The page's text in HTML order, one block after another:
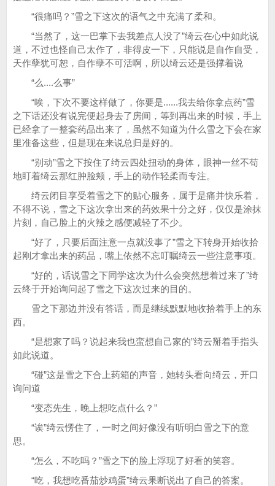
“很痛吗？”雪之下这次的语气之中充满了柔和。
“当然了，这一巴掌下去我差点人没了”绮云在心中如此说
道，不过也怪自己太作了，非得皮一下，只能说是自作自受，
天作孽犹可恕，自作孽不可活啊，所以绮云还是强撑着说
“么....么事”
“唉，下次不要这样做了，你要是......我去给你拿点药”雪
之下话还没有说完便起身去了房间，等到再出来的时候，手上
已经拿了一整套药品出来了，虽然不知道为什么雪之下会在家
里准备这些，但是现在来说总归是好的。
“别动”雪之下按住了绮云四处扭动的身体，眼神一丝不苟
地盯着绮云那红肿脸颊，手上的动作轻柔而专注。
绮云闭目享受着雪之下的贴心服务，属于是痛并快乐着，
不得不说，雪之下这次拿出来的药效果十分之好，仅仅是涂抹
片刻，自己脸上的火辣之感便减轻了不少。
“好了，只要后面注意一点就没事了”雪之下转身开始收拾
起刚才拿出来的药品，嘴上依然不忘叮嘱绮云一些注意事项。
“好的，话说雪之下同学这次为什么会突然想着过来了”绮
云终于开始询问起了雪之下这次过来的目的。
雪之下那边并没有答话，而是继续默默地收拾着手上的东
西。
“是想家了吗？说起来我也蛮想自己家的”绮云掰着手指头
如此说道。
“碰”这是雪之下合上药箱的声音，她转头看向绮云，开口
询问道
“变态先生，晚上想吃点什么？”
“诶”绮云愣住了，一时之间好像没有听明白雪之下的意
思。
“怎么，不吃吗？”雪之下的脸上浮现了好看的笑容。
“吃，我想吃番茄炒鸡蛋”绮云果断说出了自己的答案。